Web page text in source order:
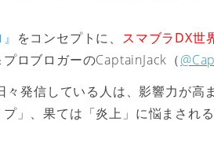
をコンセプトに、 スマブラDX世
ロブロガーのCaptainJack（
発信している人は、影響力が高
」 、果ては 「炎上」 に悩まされ